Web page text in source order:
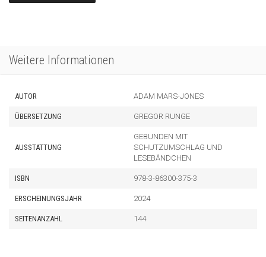
Weitere Informationen
AUTOR ADAM MARS-JONES
ÜBERSETZUNG GREGOR RUNGE
AUSSTATTUNG
GEBUNDEN MIT
SCHUTZUMSCHLAG UND
LESEBÄNDCHEN
ISBN 978-3-86300-375-3
ERSCHEINUNGSJAHR 2024
SEITENANZAHL 144